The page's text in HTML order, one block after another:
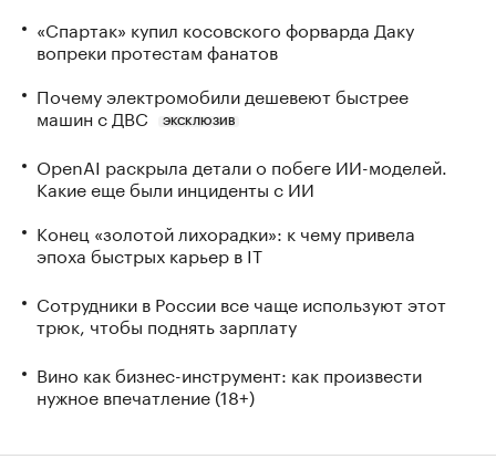
«Спартак» купил косовского форварда Даку
вопреки протестам фанатов
Почему электромобили дешевеют быстрее
машин с ДВС
ЭКСКЛЮЗИВ
OpenAI раскрыла детали о побеге ИИ-моделей.
Какие еще были инциденты с ИИ
Конец «золотой лихорадки»: к чему привела
эпоха быстрых карьер в IT
Сотрудники в России все чаще используют этот
трюк, чтобы поднять зарплату
Вино как бизнес-инструмент: как произвести
нужное впечатление (18+)